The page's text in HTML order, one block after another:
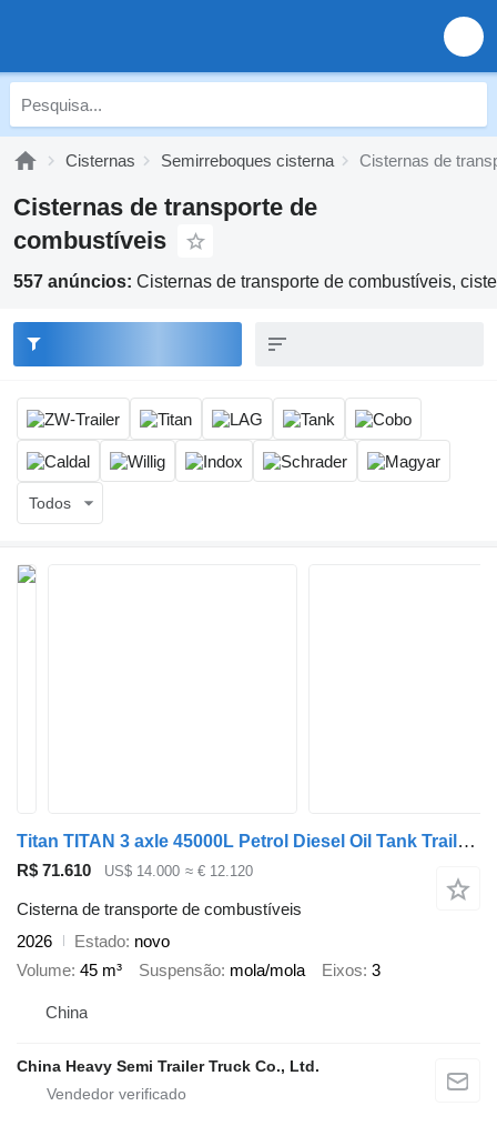
Cisternas Semirreboques cisterna Cisternas de
Cisternas de transporte de
combustíveis
557 anúncios: Cisternas de transporte de combustíveis,
Todos
Titan TITAN 3 axle 45000L Petrol Diesel Oil Tank Trailer for Sale in O
R$ 71.610 US$ 14.000 ≈ € 12.120
Cisterna de transporte de combustíveis
2026
Estado novo
Volume 45 m³ Suspensão mola/mola Eixos 3
China
China Heavy Semi Trailer Truck Co., Ltd.